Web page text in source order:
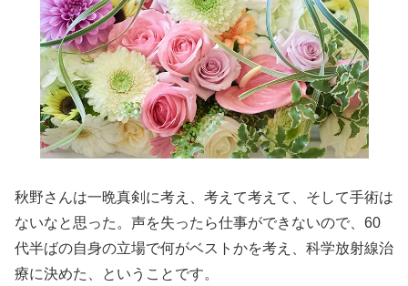
秋野さんは一晩真剣に考え、考えて考えて、そして手術は
ないなと思った。声を失ったら仕事ができないので、60
代半ばの自身の立場で何がベストかを考え、科学放射線治
療に決めた、ということです。